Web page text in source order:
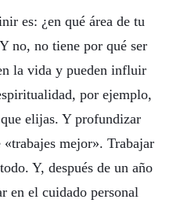
es: ¿en qué área de tu
no, no tiene por qué ser
la vida y pueden influir
por ejemplo,
elijas. Y profundizar
«trabajes mejor». Trabajar
Y, después de un año
en el cuidado personal